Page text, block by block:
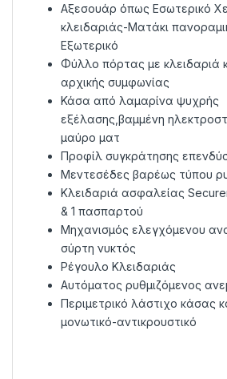
Αξεσουάρ όπως Εσωτερικό
κλειδαριάς-Ματάκι
Εξωτερικό
Φύλλο πόρτας με κλειδαριά
αρχικής συμφωνίας
Κάσα από λαμαρίνα ψυχρής
εξέλασης,βαμμένη
μαύρο ματ
Προφίλ συγκράτησης
Μεντεσέδες βαρέως τύπου
Κλειδαριά ασφαλείας
& 1 πασπαρτού
Μηχανισμός ελεγχόμενου
σύρτη νυκτός
Ρέγουλο Κλειδαριάς
Αυτόματος ρυθμιζόμενος
Περιμετρικό λάστιχο κάσας
μονωτικό-αντικρουστικό